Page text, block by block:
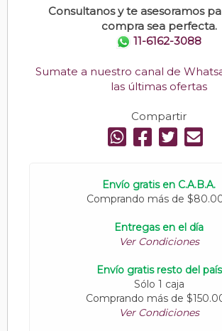
Consultanos y te asesoramos
compra sea perfecta.
11-6162-3088
Sumate a nuestro canal de
las últimas ofertas
Compartir
Envío gratis en C.A.B.A.
Comprando más de
Entregas en el día
Ver Condiciones
Envío gratis resto del país
Sólo 1 caja
Comprando más de
Ver Condiciones